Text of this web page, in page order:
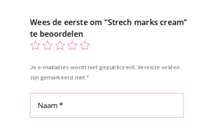
Wees de eerste om “Strech marks cream”
te beoordelen
Je e-mailadres wordt niet gepubliceerd.Vereiste velden
zijn gemarkeerd met*